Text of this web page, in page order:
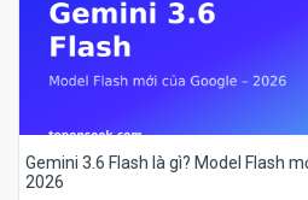
Gemini 3.6 Flash là gì? Model Flash
2026